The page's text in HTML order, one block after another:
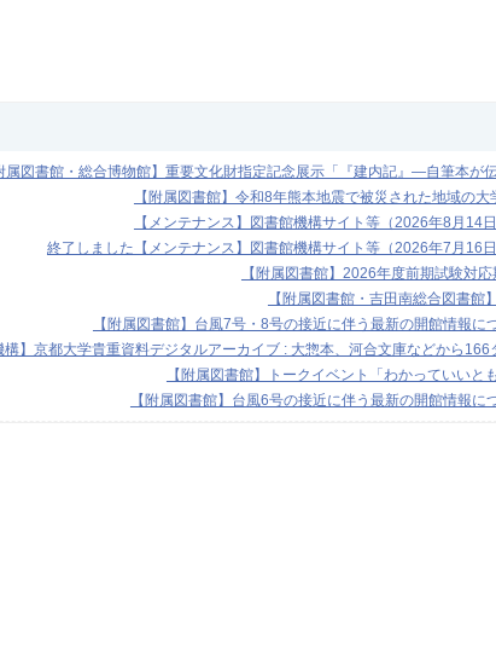
属図書館・総合博物館】重要文化財指定記念展示「『建内記』―自筆本
【附属図書館】令和8年熊本地震で被災された地域の
【メンテナンス】図書館機構サイト等（2026年8月14
終了しました【メンテナンス】図書館機構サイト等（2026年7月16
【附属図書館】2026年度前期試験対
【附属図書館・吉田南総合図書
【附属図書館】台風7号・8号の接近に伴う最新の開館情報に
構】京都大学貴重資料デジタルアーカイブ : 大惣本、河合文庫などから
【附属図書館】トークイベント「わかっていいと
【附属図書館】台風6号の接近に伴う最新の開館情報に